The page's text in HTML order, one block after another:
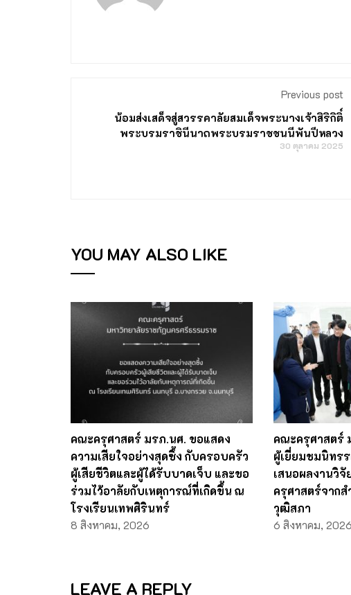
Previous post
น้อมส่งเสด็จสู่สวรรคาลัยสมเด็จพระนางเจ้าสิริกิติ์
พระบรมราชินีนาถพระบรมราชชนนีพันปีหลวง
30 ตุลาคม 2025
YOU MAY ALSO LIKE
คณะครุศาสตร์ มรภ.นศ. ขอแสดง
ความเสียใจอย่างสุดซึ้ง กับครอบครัว
ผู้เสียชีวิตและผู้ได้รับบาดเจ็บ และขอ
ร่วมไว้อาลัยกับเหตุการณ์ที่เกิดขึ้น ณ
โรงเรียนเทพศิรินทร์
8 สิงหาคม, 2026
คณะครุศาสตร์
ผู้เยี่ยมชมนิทร
เสนอผลงานวิ
ครุศาสตร์จากส
วุฒิสภา
6 สิงหาคม, 2026
LEAVE A REPLY